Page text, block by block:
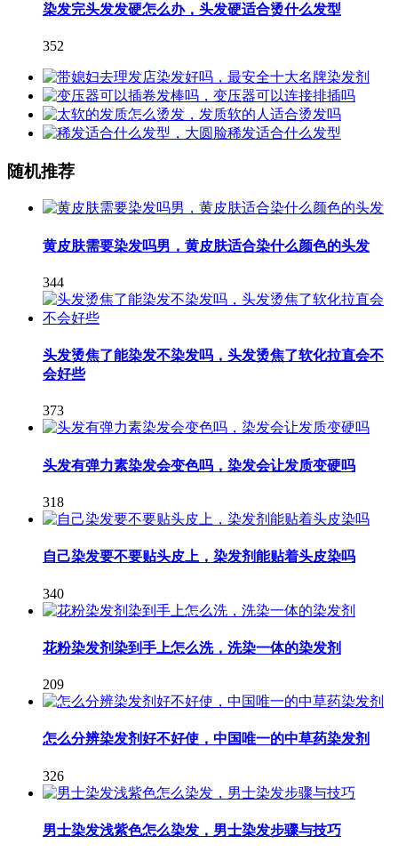
染发完头发发硬怎么办，头发硬适合烫什么发型
352
随机推荐
黄皮肤需要染发吗男，黄皮肤适合染什么颜色的头发
344
头发烫焦了能染发不染发吗，头发烫焦了软化拉直会不
会好些
373
头发有弹力素染发会变色吗，染发会让发质变硬吗
318
自己染发要不要贴头皮上，染发剂能贴着头皮染吗
340
花粉染发剂染到手上怎么洗，洗染一体的染发剂
209
怎么分辨染发剂好不好使，中国唯一的中草药染发剂
326
男士染发浅紫色怎么染发，男士染发步骤与技巧